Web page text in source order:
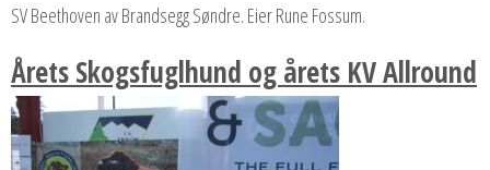
SV Beethoven av Brandsegg Søndre. Eier Rune Fossum.
Årets Skogsfuglhund og årets KV Allround